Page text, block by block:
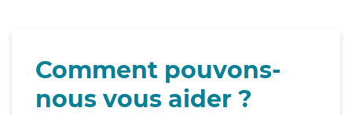
Comment pouvons-
nous vous aider ?